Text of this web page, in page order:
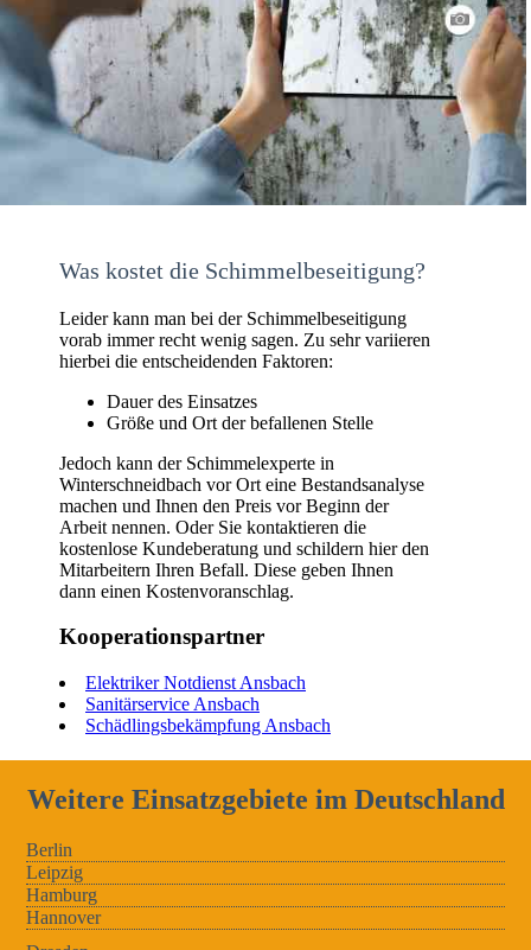
Was kostet die Schimmelbeseitigung?
Leider kann man bei der Schimmelbeseitigung
vorab immer recht wenig sagen. Zu sehr variieren
hierbei die entscheidenden Faktoren:
Dauer des Einsatzes
Größe und Ort der befallenen Stelle
Jedoch kann der Schimmelexperte in
Winterschneidbach vor Ort eine Bestandsanalyse
machen und Ihnen den Preis vor Beginn der
Arbeit nennen. Oder Sie kontaktieren die
kostenlose Kundeberatung und schildern hier den
Mitarbeitern Ihren Befall. Diese geben Ihnen
dann einen Kostenvoranschlag.
Kooperationspartner
Elektriker Notdienst Ansbach
Sanitärservice Ansbach
Schädlingsbekämpfung Ansbach
Weitere Einsatzgebiete im Deutschland
Berlin
Leipzig
Hamburg
Hannover